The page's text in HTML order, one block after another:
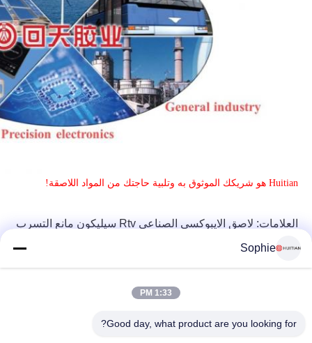
Huitian هو شريكك الموثوق به وتلبية حاجتك من المواد اللاصقة!
العلامات: لاصق الايبوكسي الصناعي Rtv سيليكون مانع التسرب
Sophie
1:33 PM
Good day, what product are you looking for?